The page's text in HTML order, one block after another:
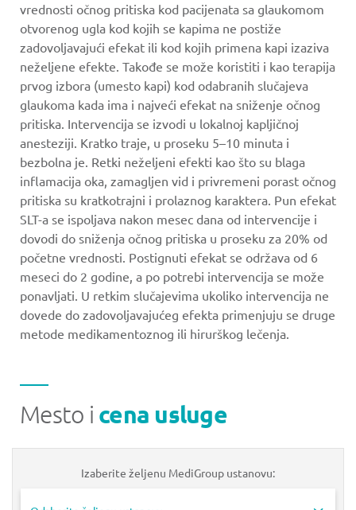
vrednosti očnog pritiska kod pacijenata sa glaukomom
otvorenog ugla kod kojih se kapima ne postiže
zadovoljavajući efekat ili kod kojih primena kapi izaziva
neželjene efekte. Takođe se može koristiti i kao terapija
prvog izbora (umesto kapi) kod odabranih slučajeva
glaukoma kada ima i najveći efekat na sniženje očnog
pritiska. Intervencija se izvodi u lokalnoj kapljičnoj
anesteziji. Kratko traje, u proseku 5–10 minuta i
bezbolna je. Retki neželjeni efekti kao što su blaga
inflamacija oka, zamagljen vid i privremeni porast očnog
pritiska su kratkotrajni i prolaznog karaktera. Pun efekat
SLT-a se ispoljava nakon mesec dana od intervencije i
dovodi do sniženja očnog pritiska u proseku za 20% od
početne vrednosti. Postignuti efekat se održava od 6
meseci do 2 godine, a po potrebi intervencija se može
ponavljati. U retkim slučajevima ukoliko intervencija ne
dovede do zadovoljavajućeg efekta primenjuju se druge
metode medikamentoznog ili hirurškog lečenja.
Mesto i cena usluge
Izaberite željenu MediGroup ustanovu: